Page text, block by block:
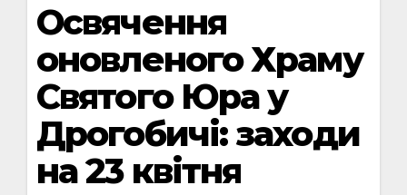
Освячення
оновленого Храму
Святого Юра у
Дрогобичі: заходи
на 23 квітня